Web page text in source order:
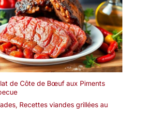
APPLICATIONS
MULTIPLES - Pinces à
buffet parfaitement
adaptées aux
événements à la maison,
à l'hôtel et au restaurant
tels que les barbecues,
peut également être
quotidien pour ramasser
de Côte de Bœuf aux Piments
, Recettes viandes grillées au